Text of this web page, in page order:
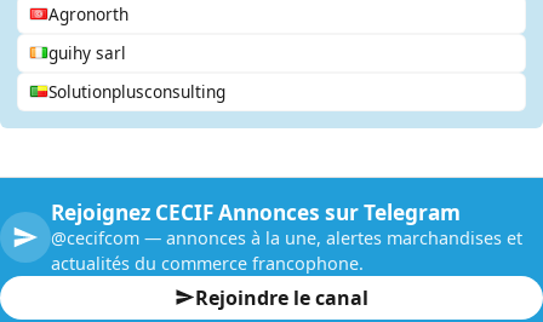
Agronorth
guihy sarl
Solutionplusconsulting
Rejoignez CECIF Annonces sur Telegram
@cecifcom — annonces à la une, alertes marchandises et
actualités du commerce francophone.
Rejoindre le canal